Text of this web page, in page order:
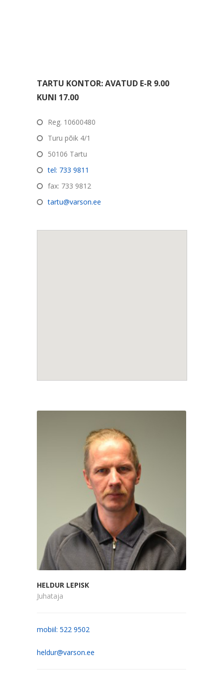
TARTU KONTOR: AVATUD E-R 9.00
KUNI 17.00
Reg. 10600480
Turu põik 4/1
50106 Tartu
tel: 733 9811
fax: 733 9812
tartu@varson.ee
HELDUR LEPISK
Juhataja
mobiil: 522 9502
heldur@varson.ee